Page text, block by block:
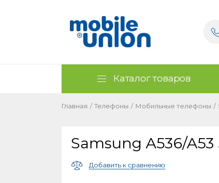
Каталог товаров
Главная / Телефоны / Мобильные телефоны /
Samsung A536/A53
Добавить к сравнению